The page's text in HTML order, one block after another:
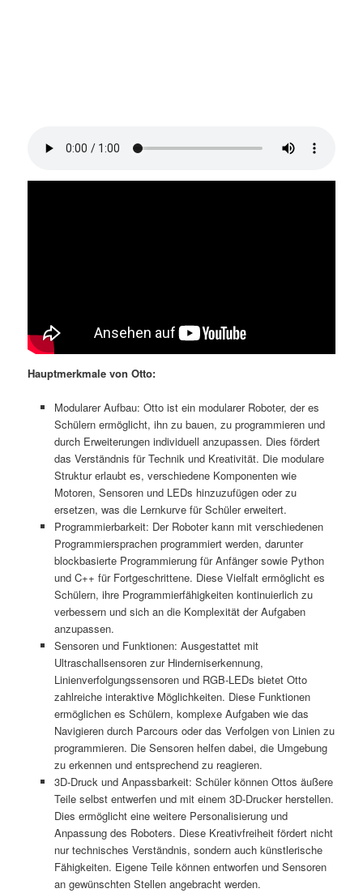
Hauptmerkmale von Otto:
Modularer Aufbau: Otto ist ein modularer Roboter, der es
Schülern ermöglicht, ihn zu bauen, zu programmieren und
durch Erweiterungen individuell anzupassen. Dies fördert
das Verständnis für Technik und Kreativität. Die modulare
Struktur erlaubt es, verschiedene Komponenten wie
Motoren, Sensoren und LEDs hinzuzufügen oder zu
ersetzen, was die Lernkurve für Schüler erweitert.
Programmierbarkeit: Der Roboter kann mit verschiedenen
Programmiersprachen programmiert werden, darunter
blockbasierte Programmierung für Anfänger sowie Python
und C++ für Fortgeschrittene. Diese Vielfalt ermöglicht es
Schülern, ihre Programmierfähigkeiten kontinuierlich zu
verbessern und sich an die Komplexität der Aufgaben
anzupassen.
Sensoren und Funktionen: Ausgestattet mit
Ultraschallsensoren zur Hinderniserkennung,
Linienverfolgungssensoren und RGB-LEDs bietet Otto
zahlreiche interaktive Möglichkeiten. Diese Funktionen
ermöglichen es Schülern, komplexe Aufgaben wie das
Navigieren durch Parcours oder das Verfolgen von Linien zu
programmieren. Die Sensoren helfen dabei, die Umgebung
zu erkennen und entsprechend zu reagieren.
3D-Druck und Anpassbarkeit: Schüler können Ottos äußere
Teile selbst entwerfen und mit einem 3D-Drucker herstellen.
Dies ermöglicht eine weitere Personalisierung und
Anpassung des Roboters. Diese Kreativfreiheit fördert nicht
nur technisches Verständnis, sondern auch künstlerische
Fähigkeiten. Eigene Teile können entworfen und Sensoren
an gewünschten Stellen angebracht werden.